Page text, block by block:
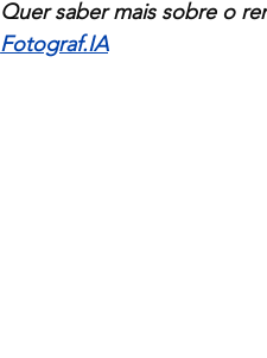
Quer saber mais sobre o
Fotograf.IA